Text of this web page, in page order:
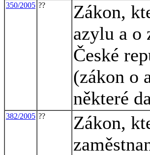
350/2005 ??
Zákon,
azylu a o
České
(zákon o
některé
382/2005 ??
Zákon,